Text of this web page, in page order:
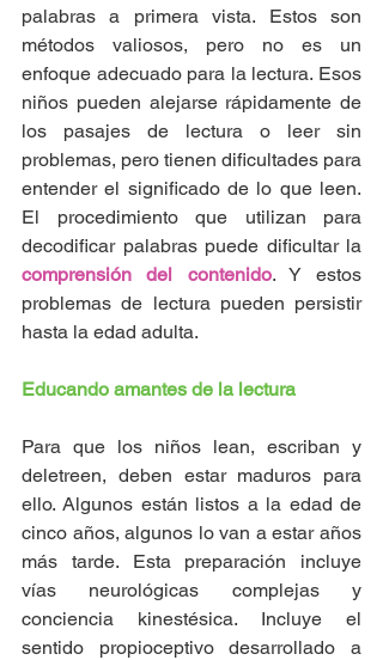
palabras a primera vista. Estos son
métodos valiosos, pero no es un
enfoque adecuado para la lectura. Esos
niños pueden alejarse rápidamente de
los pasajes de lectura o leer sin
problemas, pero tienen dificultades para
entender el significado de lo que leen.
El procedimiento que utilizan para
comprensión del contenido. Y estos
problemas de lectura pueden persistir
hasta la edad adulta.
Educando amantes de la lectura
Para que los niños lean, escriban y
deletreen, deben estar maduros para
ello. Algunos están listos a la edad de
cinco años, algunos lo van a estar años
más tarde. Esta preparación incluye
vías neurológicas complejas y
conciencia kinestésica. Incluye el
sentido propioceptivo desarrollado a